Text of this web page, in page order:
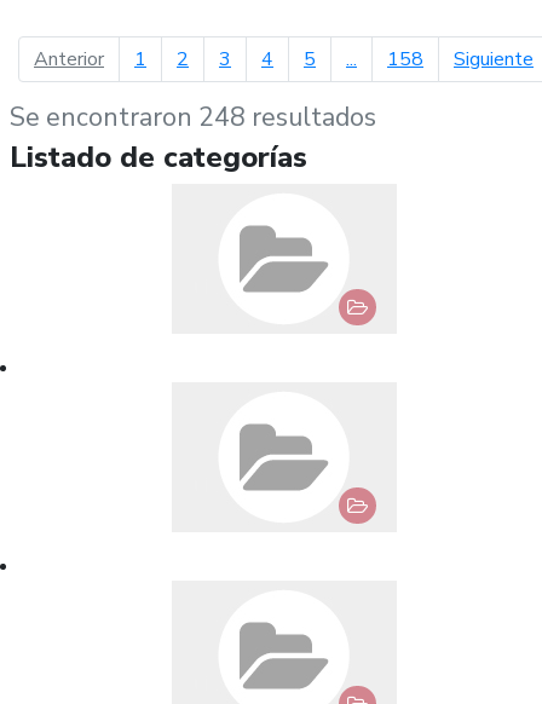
Anteriorpágina anterior
1 2 3 4 5 ... 158 Siguiente
Se encontraron 248 resultados
Listado de categorías